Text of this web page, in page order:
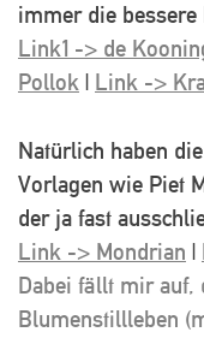
immer die
Link1 -> de
Pollok | Link ->
Natürlich haben
Vorlagen wie Piet
der ja fast
Link -> Mondrian |
Dabei fällt mir auf,
Blumenstillleben